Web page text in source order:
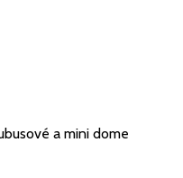
a mini dome